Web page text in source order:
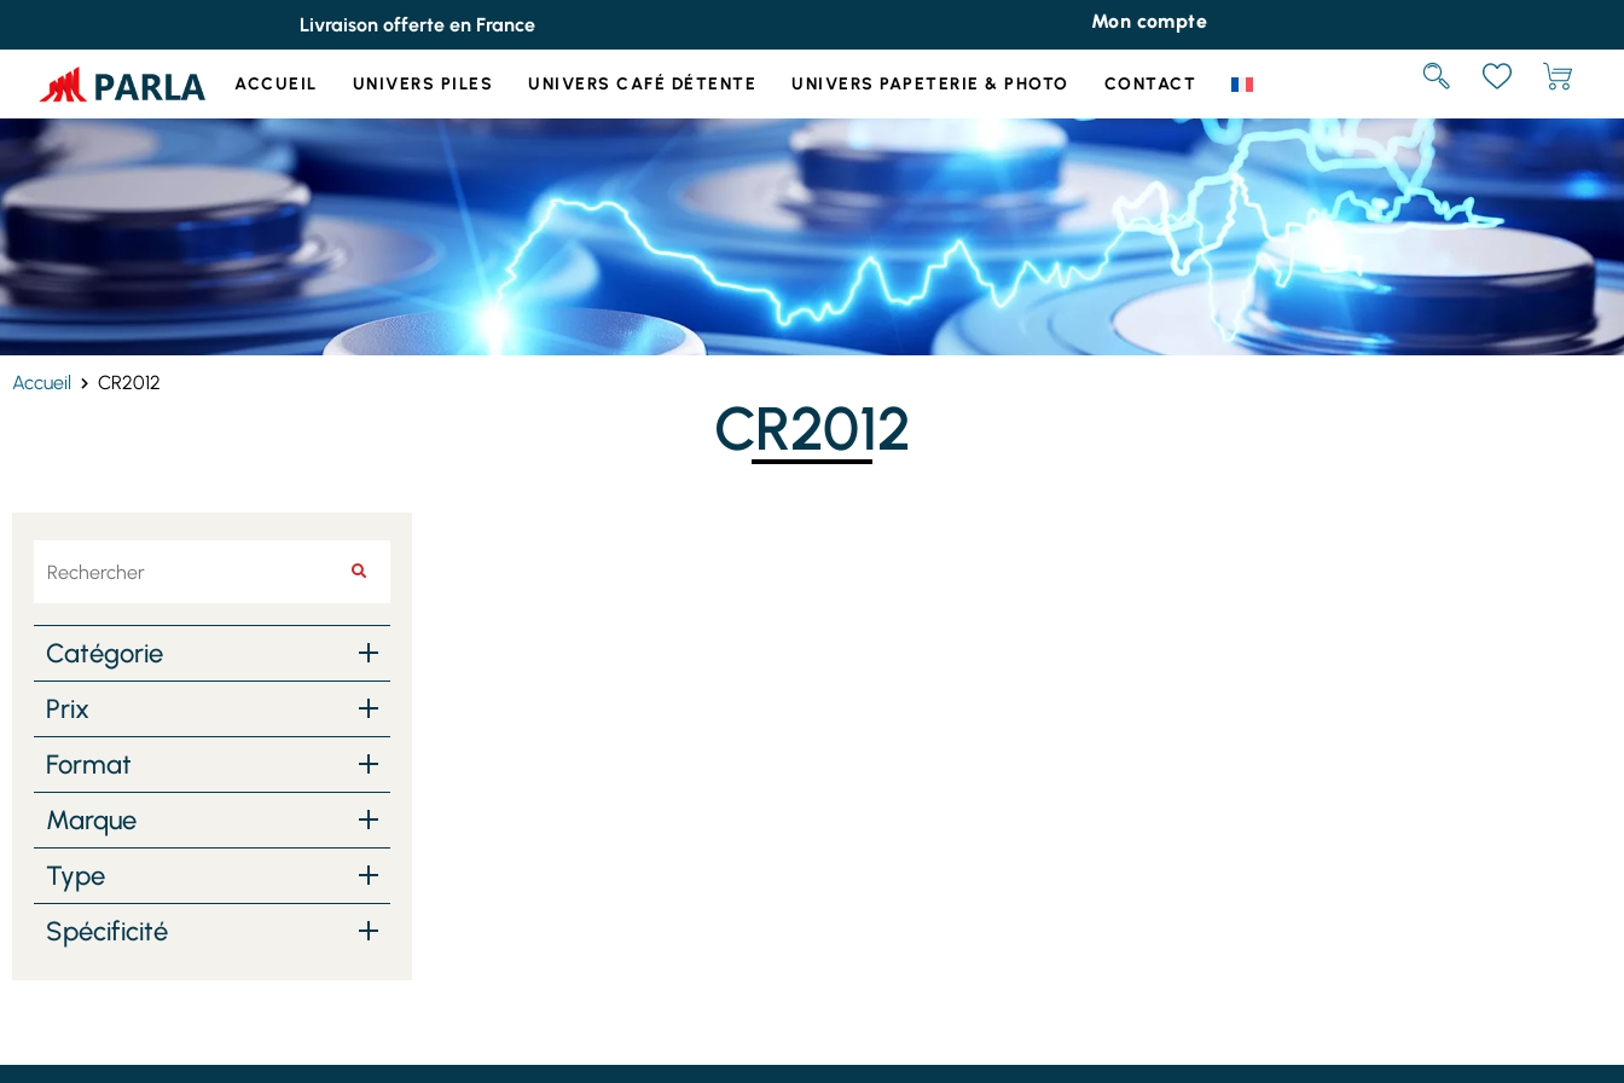
Livraison offerte en France Mon compte
ACCUEIL UNIVERS PILES UNIVERS CAFÉ DÉTENTE UNIVERS PAPETERIE & PHOTO CONTACT
Accueil CR2012
CR2012
RECHERCHER
Catégorie
Prix
Format
Marque
Type
Spécificité